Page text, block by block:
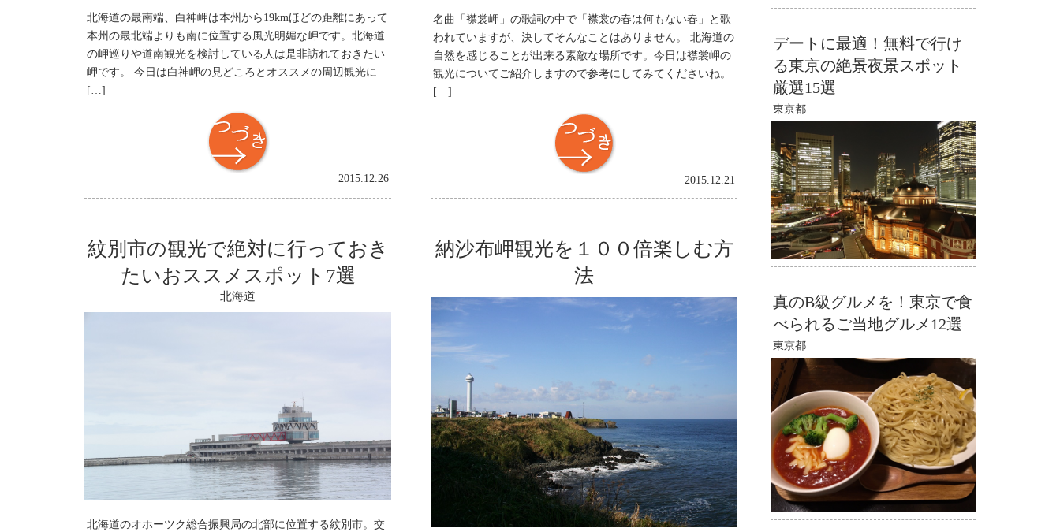
北海道の最南端、白神岬は本州から19kmほどの距離にあって
本州の最北端よりも南に位置する風光明媚な岬です。北海道
の岬巡りや道南観光を検討している人は是非訪れておきたい
岬です。 今日は白神岬の見どころとオススメの周辺観光に
[…]
2015.12.26
名曲「襟裳岬」の歌詞の中で「襟裳の春は何もない春」と歌
われていますが、決してそんなことはありません。 北海道の
自然を感じることが出来る素敵な場所です。今日は襟裳岬の
観光についてご紹介しますので参考にしてみてくださいね。
[…]
2015.12.21
紋別市の観光で絶対に行っておき
たいおススメスポット7選
北海道
北海道のオホーツク総合振興局の北部に位置する紋別市。交
納沙布岬観光を１００倍楽しむ方
法
デートに最適！無料で行け
る東京の絶景夜景スポット
厳選15選
東京都
真のB級グルメを！東京で食
べられるご当地グルメ12選
東京都